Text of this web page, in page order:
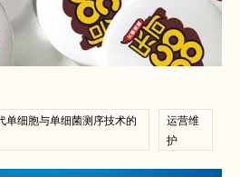
查看案例
查看案例
单细胞与单细菌测序技术的
运营维
护